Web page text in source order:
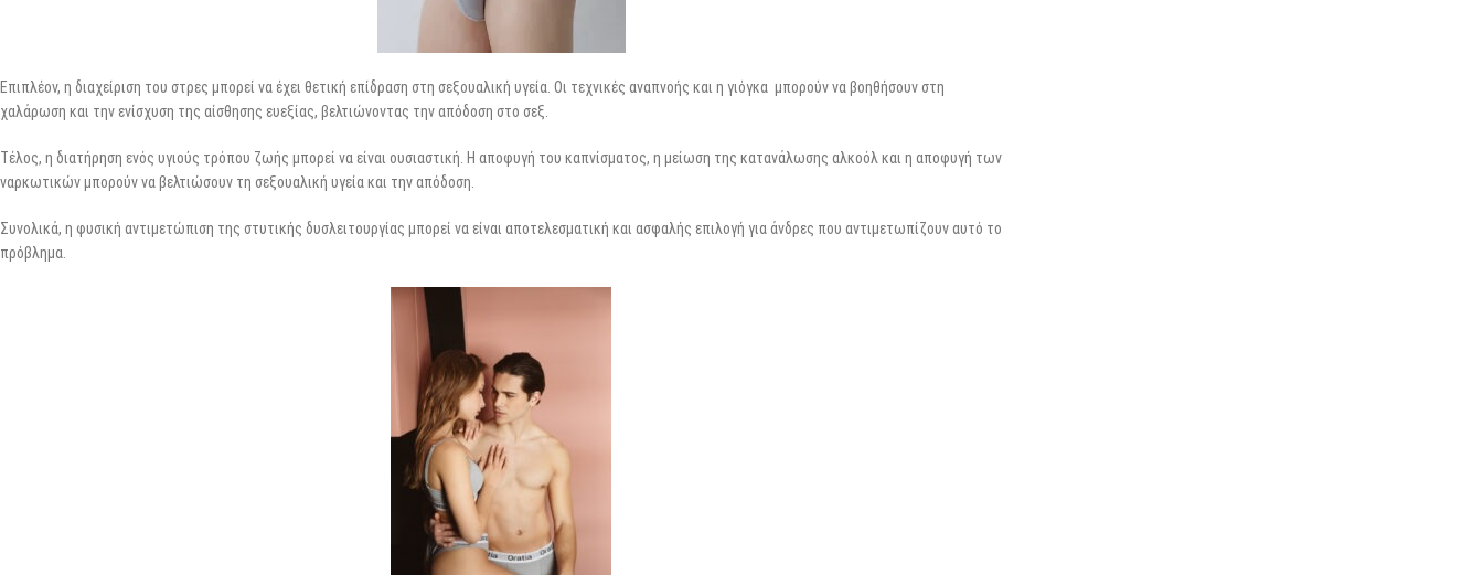
Επιπλέον, η διαχείριση του στρες μπορεί να έχει θετική επίδραση στη σεξουαλική υγεία. Οι τεχνικές αναπνοής και η γιόγκα μπορούν να βοηθήσουν στη
χαλάρωση και την ενίσχυση της αίσθησης ευεξίας, βελτιώνοντας την απόδοση στο σεξ.
Τέλος, η διατήρηση ενός υγιούς τρόπου ζωής μπορεί να είναι ουσιαστική. Η αποφυγή του καπνίσματος, η μείωση της κατανάλωσης αλκοόλ και η αποφυγή των
ναρκωτικών μπορούν να βελτιώσουν τη σεξουαλική υγεία και την απόδοση.
Συνολικά, η φυσική αντιμετώπιση της στυτικής δυσλειτουργίας μπορεί να είναι αποτελεσματική και ασφαλής επιλογή για άνδρες που αντιμετωπίζουν αυτό το
πρόβλημα.